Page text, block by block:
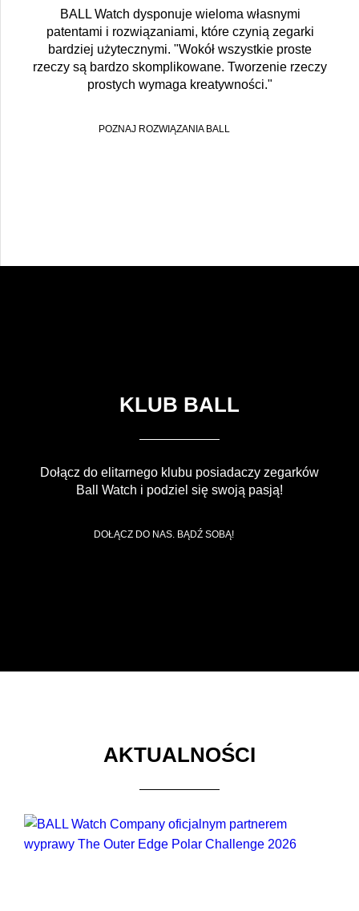
BALL Watch dysponuje wieloma własnymi
patentami i rozwiązaniami, które czynią zegarki
bardziej użytecznymi. "Wokół wszystkie proste
rzeczy są bardzo skomplikowane. Tworzenie rzeczy
prostych wymaga kreatywności."
POZNAJ ROZWIĄZANIA BALL
KLUB BALL
Dołącz do elitarnego klubu posiadaczy zegarków
Ball Watch i podziel się swoją pasją!
DOŁĄCZ DO NAS. BĄDŹ SOBĄ!
AKTUALNOŚCI